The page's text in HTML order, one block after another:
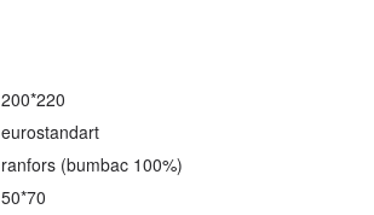
200*220
eurostandart
ranfors (bumbac 100%)
50*70